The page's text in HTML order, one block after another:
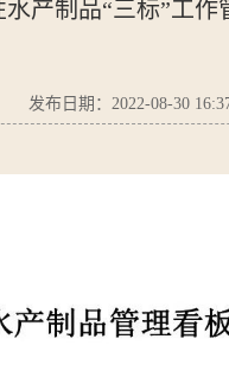
产制品“三标”工作
发布日期：2022-08-30